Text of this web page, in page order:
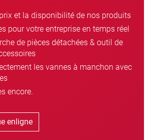
et la disponibilité de nos produits
pour votre entreprise en temps réel
de pièces détachées & outil de
les vannes à manchon avec
encore.
enligne